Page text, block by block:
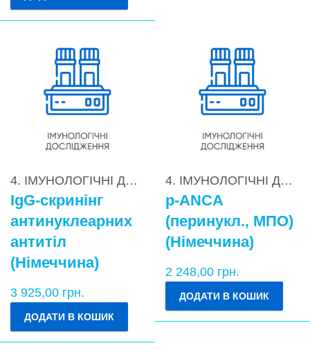
4. ІМУНОЛОГІЧНІ ДОСЛІДЖЕННЯ ,4.2.
IgG-скринінг
антинуклеарних
антитіл
(Німеччина)
3 925,00 грн.
ДОДАТИ В КОШИК
4. ІМУНОЛОГІЧНІ ДОСЛІДЖЕННЯ
p-ANCA
(перинукл., МПО)
(Німеччина)
2 248,00 грн.
ДОДАТИ В КОШИК